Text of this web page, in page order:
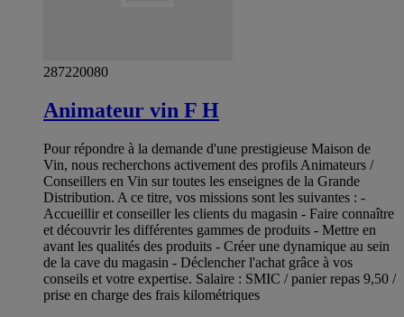
287220080
Animateur vin F H
Pour répondre à la demande d'une prestigieuse Maison de
Vin, nous recherchons activement des profils Animateurs /
Conseillers en Vin sur toutes les enseignes de la Grande
Distribution. A ce titre, vos missions sont les suivantes : -
Accueillir et conseiller les clients du magasin - Faire connaître
et découvrir les différentes gammes de produits - Mettre en
avant les qualités des produits - Créer une dynamique au sein
de la cave du magasin - Déclencher l'achat grâce à vos
conseils et votre expertise. Salaire : SMIC / panier repas 9,50 /
prise en charge des frais kilométriques